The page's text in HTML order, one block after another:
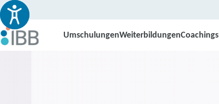
UmschulungenWeiterbildungenCoachings